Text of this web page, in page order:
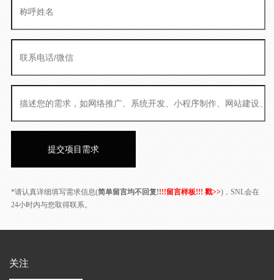
*请认真详细填写需求信息(简单留言均不回复!!!!留言样板!!! 戳>>)，SNL会在
24小时内与您取得联系。
关注